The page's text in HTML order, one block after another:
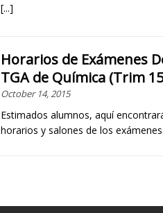
[...]
Horarios de Exámenes
TGA de Química (Trim
October 14, 2015
Estimados alumnos, aquí
horarios y salones de los